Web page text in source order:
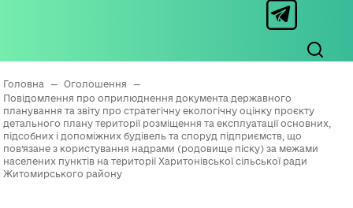
Головна — Оголошення
—
Повідомлення про оприлюднення документа державного
планування та звіту про стратегічну екологічну оцінку проєкту
детального плану території розміщення та експлуатації основних,
підсобних і допоміжних будівель та споруд підприємств, що
пов’язане з користування надрами (родовище піску) за межами
населених пунктів на території Харитонівської сільської ради
Житомирського району